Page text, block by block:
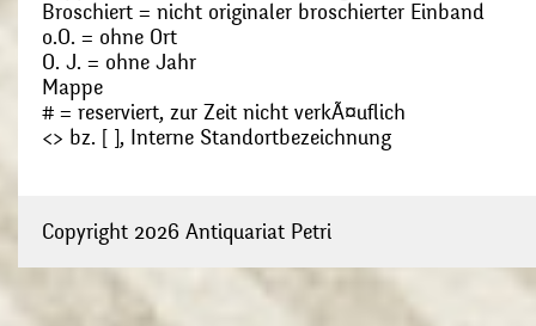
Broschiert = nicht originaler broschierter Einband
o.O. = ohne Ort
O. J. = ohne Jahr
Mappe
# = reserviert, zur Zeit nicht verkÃ¤uflich
<> bz. [ ], Interne Standortbezeichnung
Copyright 2026 Antiquariat Petri